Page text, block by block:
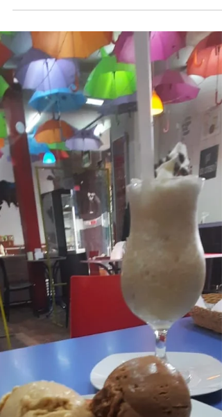
היום שהיה
פירוט יום טיול אופייני במהלך המסע, ככה זה
נראה... 6:30 השכמת הילדים, תודות למשלוח
שקיבלנו מהארץ ישירות לקוסקו, ארוחת הבוקר
כוללת "טחינת...